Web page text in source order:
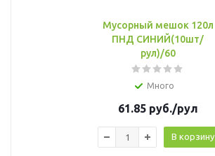
Мусорный мешок 120л
ПНД СИНИЙ(10шт/
рул)/60
Много
61.85руб./рул
В корзину